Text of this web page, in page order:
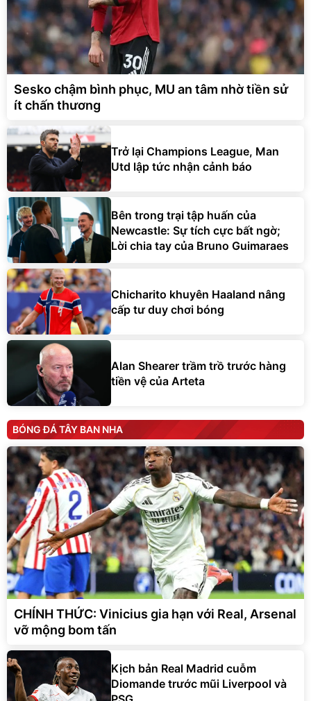
Sesko chậm bình phục, MU an tâm nhờ tiền sử
ít chấn thương
Trở lại Champions League, Man
Utd lập tức nhận cảnh báo
Bên trong trại tập huấn của
Newcastle: Sự tích cực bất ngờ;
Lời chia tay của Bruno Guimaraes
Chicharito khuyên Haaland nâng
cấp tư duy chơi bóng
Alan Shearer trầm trồ trước hàng
tiền vệ của Arteta
BÓNG ĐÁ TÂY BAN NHA
CHÍNH THỨC: Vinicius gia hạn với Real, Arsenal
vỡ mộng bom tấn
Kịch bản Real Madrid cuỗm
Diomande trước mũi Liverpool và